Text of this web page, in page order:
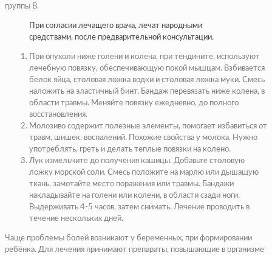
группы В.
При согласии лечащего врача, лечат народными
средствами, после предварительной консультации.
При опухоли ниже голени и колена, при тендините, используют
лечебную повязку, обеспечивающую покой мышцам. Взбивается
белок яйца, столовая ложка водки и столовая ложка муки. Смесь
наложить на эластичный бинт. Бандаж перевязать ниже колена, в
области травмы. Меняйте повязку ежедневно, до полного
восстановления.
Молозиво содержит полезные элементы, помогает избавиться от
травм, шишек, воспалений. Похожие свойства у молока. Нужно
употреблять, греть и делать теплые повязки на колено.
Лук измельчите до получения кашицы. Добавьте столовую
ложку морской соли. Смесь положите на марлю или дышащую
ткань, замотайте место поражения или травмы. Бандажи
накладывайте на голени или колени, в области сзади ноги.
Выдерживать 4-5 часов, затем снимать. Лечение проводить в
течение нескольких дней.
Чаще проблемы болей возникают у беременных, при формировании
ребёнка. Для лечения принимают препараты, повышающие в организме